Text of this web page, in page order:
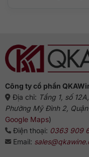
Công ty cổ phần
Địa chỉ: Tầng 1, số
Phường Mỹ Đình 2,
Google Maps)
Điện thoại: 0363 909
Email: